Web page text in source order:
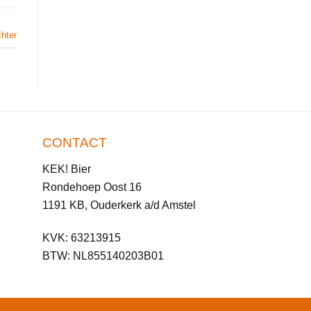
CONTACT
KEK! Bier
Rondehoep Oost 16
1191 KB, Ouderkerk a/d Amstel
KVK: 63213915
BTW: NL855140203B01